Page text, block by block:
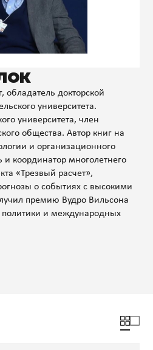
обладатель докторской
университета.
университета, член
общества. Автор книг на
и организационного
и координатор многолетнего
«Трезвый расчет»,
о событиях с высокими
премию Вудро Вильсона
и международных